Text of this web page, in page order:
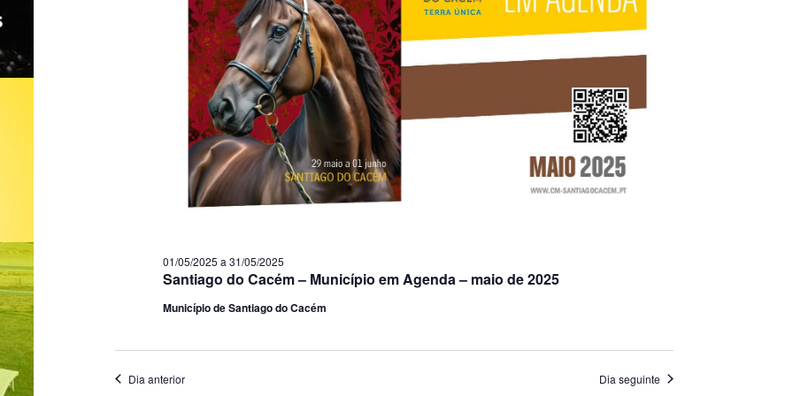
Santiago do Cacém – Município em Agenda – maio de 2025
01/05/2025 a 31/05/2025
Município de Santiago do Cacém
Dia anterior Dia seguinte